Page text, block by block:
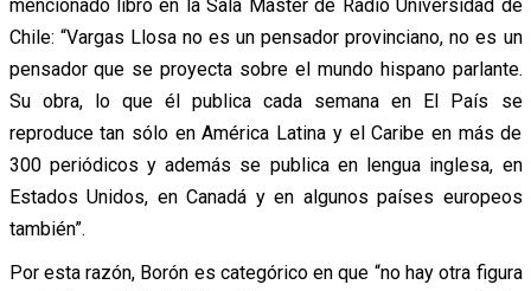
mencionado libro en la Sala Master de Radio Universidad de
Chile: “Vargas Llosa no es un pensador provinciano, no es un
pensador que se proyecta sobre el mundo hispano parlante.
Su obra, lo que él publica cada semana en El País se
reproduce tan sólo en América Latina y el Caribe en más de
300 periódicos y además se publica en lengua inglesa, en
Estados Unidos, en Canadá y en algunos países europeos
también”.
Por esta razón, Borón es categórico en que “no hay otra figura